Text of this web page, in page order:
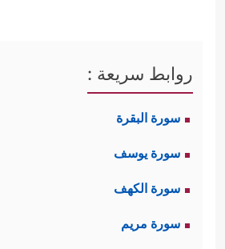
روابط سريعة :
سورة البقرة
سورة يوسف
سورة الكهف
سورة مريم